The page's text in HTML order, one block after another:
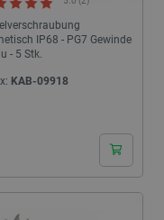
IP68 - PG7 Gewinde
- 5 Stk.
KAB-09918